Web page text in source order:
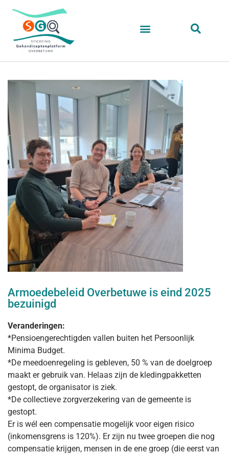
Armoedebeleid Overbetuwe is eind 2025
bezuinigd
Veranderingen:
*Pensioengerechtigden vallen buiten het Persoonlijk
Minima Budget.
*De meedoenregeling is gebleven, 50 % van de doelgroep
maakt er gebruik van. Helaas zijn de kledingpakketten
gestopt, de organisator is ziek.
*De collectieve zorgverzekering van de gemeente is
gestopt.
Er is wél een compensatie mogelijk voor eigen risico
(inkomensgrens is 120%). Er zijn nu twee groepen die nog
compensatie krijgen, mensen in de ene groep (die eerst van